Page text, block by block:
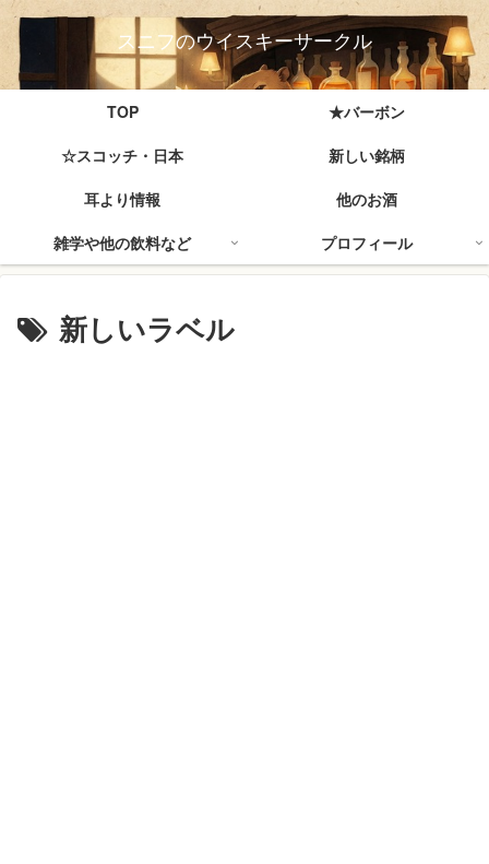
スニフのウイスキーサークル
TOP
★バーボン
☆スコッチ・日本
新しい銘柄
耳より情報
他のお酒
雑学や他の飲料など
プロフィール
新しいラベル